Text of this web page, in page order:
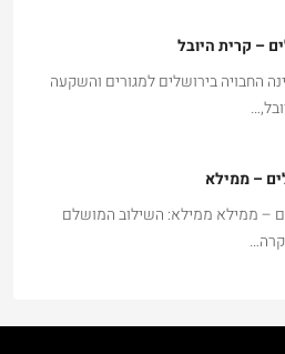
– קרית היובל
החבויה בירושלים למגורים והשקעה
– ממילא
– ממילא ממילא: השילוב המושלם